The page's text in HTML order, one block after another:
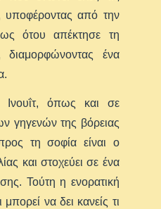
υποφέροντας από την
ότου απέκτησε τη
ένα
όπως και σε
γηγενών της βόρειας
τη σοφία είναι ο
και στοχεύει σε ένα
Τούτη η ενορατική
να δει κανείς τι